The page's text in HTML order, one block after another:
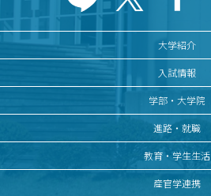
大学紹介
入試情報
学部・大学院
進路・就職
教育・学生生活
産官学連携